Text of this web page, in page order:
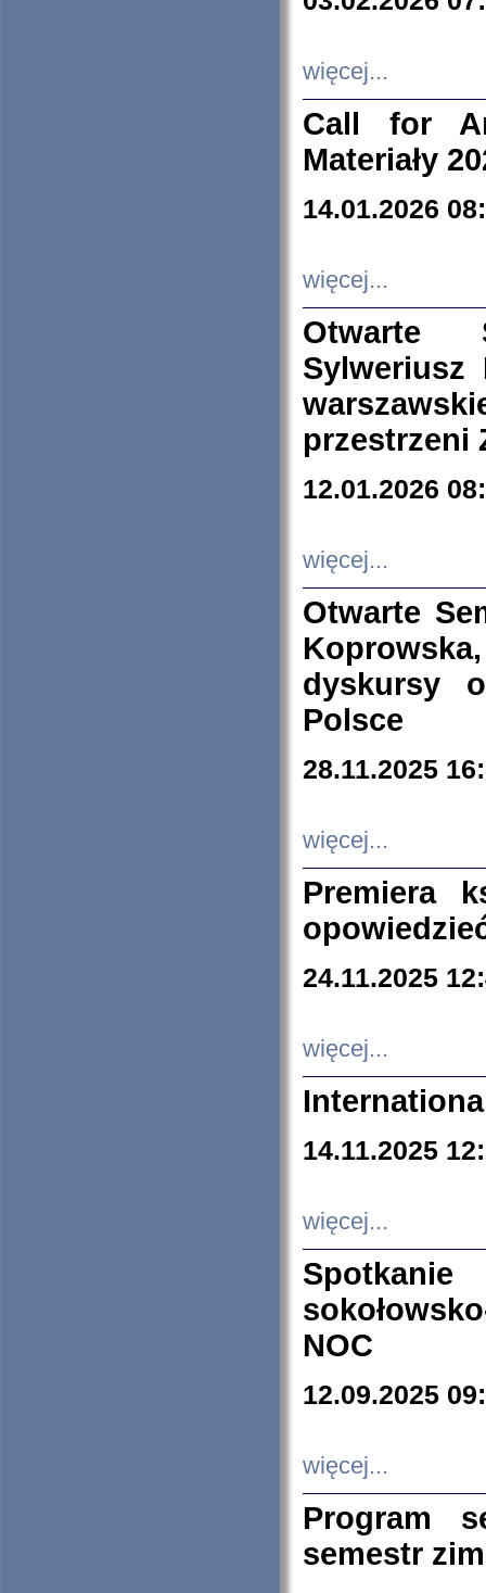
więcej...
Call for
Materiały
14.01.2026
więcej...
Otwarte
Sylweriusz
przestrzeni
12.01.2026
więcej...
Otwarte
dyskursy
Polsce
28.11.2025
więcej...
Premiera
24.11.2025
więcej...
14.11.2025
więcej...
NOC
12.09.2025
więcej...
Program
semestr